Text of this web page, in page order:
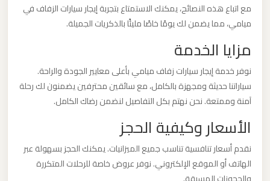
مع اتباع هذه النصائح، يمكنك الاستمتاع بتجربة إيجار سيارات الزفاف في
ميامي، مما يضمن لك يومًا خاصًا مليئًا بالذكريات الجميلة.
مزايا الخدمة
نوفر خدمة إيجار سيارات زفاف ميامي بأعلى معايير الجودة والراحة.
سياراتنا حديثة ومجهزة بالكامل، مع سائقين محترفين يضمنون لك رحلة
آمنة وممتعة. نحن نهتم بكل التفاصيل لنضمن رضاك الكامل.
الأسعار وكيفية الحجز
نقدم أسعار تنافسية تناسب جميع الميزانيات. يمكنك الحجز بسهولة عبر
الهاتف أو الموقع الإلكتروني. نوفر عروض خاصة للرحلات المتكررة
القاهرة
ليموزين
مطار
ليموزين